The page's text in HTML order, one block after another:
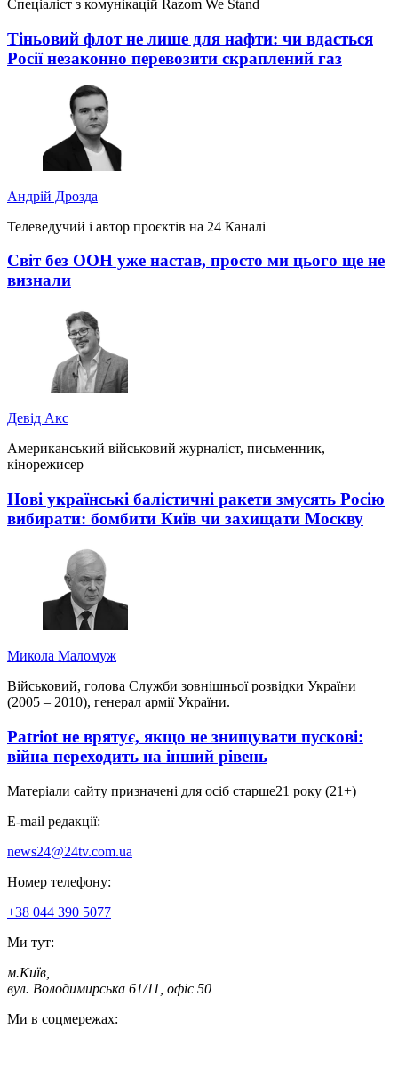
Спеціаліст з комунікацій Razom We Stand
Тіньовий флот не лише для нафти: чи вдасться
Росії незаконно перевозити скраплений газ
Андрій Дрозда
Телеведучий і автор проєктів на 24 Каналі
Світ без ООН уже настав, просто ми цього ще не
визнали
Девід Акс
Американський військовий журналіст, письменник,
кінорежисер
Нові українські балістичні ракети змусять Росію
вибирати: бомбити Київ чи захищати Москву
Микола Маломуж
Військовий, голова Служби зовнішньої розвідки України
(2005 – 2010), генерал армії України.
Patriot не врятує, якщо не знищувати пускові:
війна переходить на інший рівень
Матеріали сайту призначені для осіб старше21 року (21+)
E-mail редакції:
news24@24tv.com.ua
Номер телефону:
+38 044 390 5077
Ми тут:
м.Київ
вул. Володимирська 61/11, офіс 50
Ми в соцмережах: